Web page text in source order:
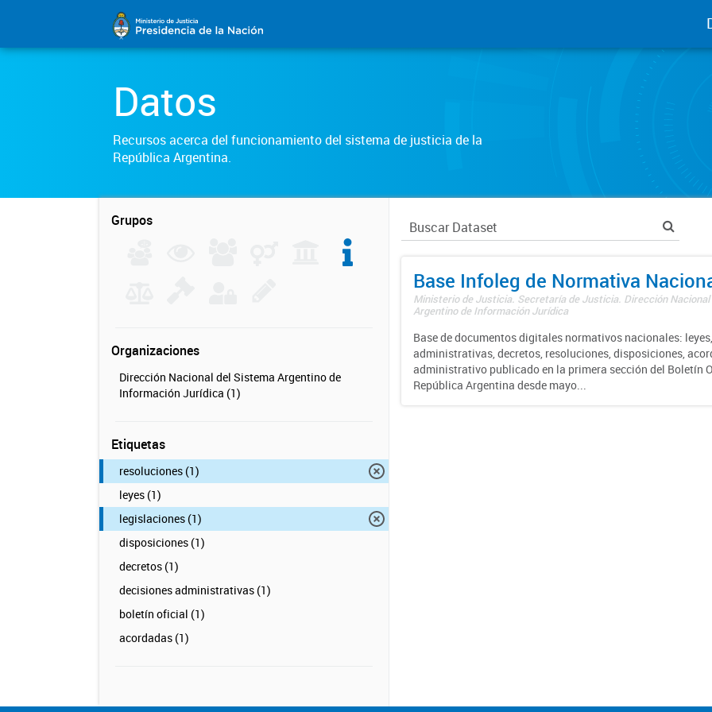
Datos
Recursos acerca del funcionamiento del sistema de justicia de la
República Argentina.
Grupos
Organizaciones
Dirección Nacional del Sistema Argentino de
Información Jurídica (1)
Etiquetas
resoluciones (1)
leyes (1)
legislaciones (1)
disposiciones (1)
decretos (1)
decisiones administrativas (1)
boletín oficial (1)
acordadas (1)
Base Infoleg de Normativa
Ministerio de Justicia. Secretaría de Justicia. Dirección Nacional
Argentino de Información Jurídica
Base de documentos digitales normativos nacionales:
administrativas, decretos, resoluciones, disposiciones,
administrativo publicado en la primera sección del Boletín
República Argentina desde mayo...